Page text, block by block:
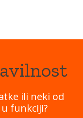
ili neki od
funkciji?